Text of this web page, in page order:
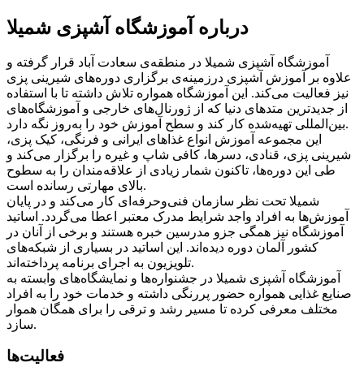
درباره آموزشگاه آشپزی شمیلا
آموزشگاه آشپزی شمیلا در منطقه‌ی سعادت آباد قرار گرفته و
علاوه بر آموزش آشپزی درزمینه‌ی برگزاری دوره‌های شیرینی پزی
نیز فعالیت می‌کند. این آموزشگاه همواره تلاش داشته تا با استفاده
از جدیدترین متدهای دنیا که از ژورنال‌های خارجی و آموزشگاه‌های
بین‌المللی تهیه‌شده کار کند و سطح آموزش خود را به‌روز نگه دارد.
این مجموعه آموزش انواع غذاهای ایرانی و فرنگی، کیک پزی،
شیرینی پزی، قنادی، دسرها، کافی شاپ و غیره را برگزار می‌کند و
طی این دوره‌ها، تاکنون شمار زیادی از علاقه‌مندان را به سطوح
بالای مهارتی رسانده است.
شمیلا تحت نظر سازمان فنی‌وحرفه‌ای کار می‌کند و در پایان
آموزش‌ها به افراد واجد شرایط مدرک معتبر اعطا می‌گردد. اساتید
آموزشگاه نیز همگی جزو مدرسین خبره هستند و برخی از آنان در
کشور آلمان دوره دیده‌اند. این اساتید در بسیاری از شبکه‌های
تلویزیون به اجرای برنامه پرداخته‌اند.
آموزشگاه آشپزی شمیلا در جشنواره‌ها و نمایشگاه‌های وابسته به
صنایع غذایی همواره حضور پررنگی داشته و خدمات خود را به افراد
مختلف معرفی کرده تا مسیر رشد و ترقی را برای همگان هموار
سازد.
فعالیت‌ها